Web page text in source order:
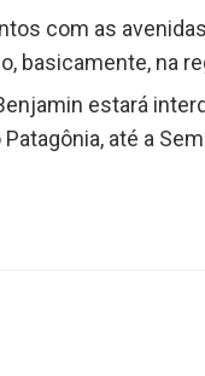
com as
basicamente, na
estará
até a